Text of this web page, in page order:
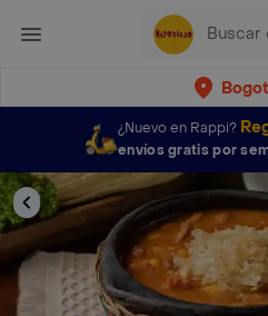
¿Nuevo en Rappi?
envíos gratis por